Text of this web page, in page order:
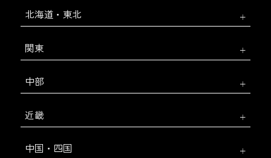
北海道・東北
関東
中部
近畿
中国・四国